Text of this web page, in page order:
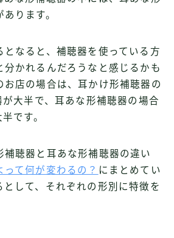
ります。
となると、補聴器を使っている方
分かれるんだろうなと感じるかも
お店の場合は、耳かけ形補聴器の
大半で、耳あな形補聴器の場合
です。
補聴器と耳あな形補聴器の違い
て何が変わるの？ にまとめてい
として、それぞれの形別に特徴を